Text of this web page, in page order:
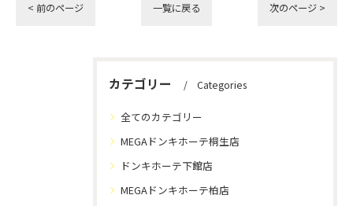
< 前のページ 一覧に戻る 次のページ >
カテゴリー Categories
全てのカテゴリー
MEGAドンキホーテ桐生店
ドンキホーテ下館店
MEGAドンキホーテ柏店